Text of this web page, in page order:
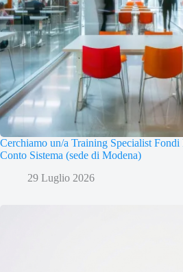
Cerchiamo un/a Training Specialist
Conto Sistema (sede di Modena)
29 Luglio 2026